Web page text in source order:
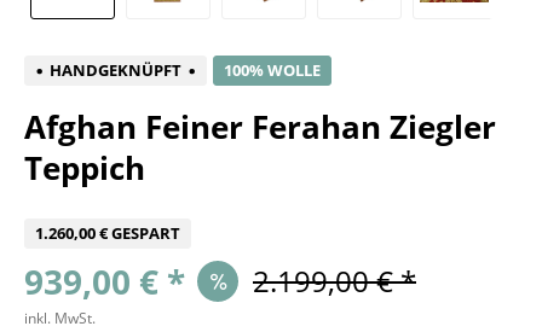
HANDGEKNÜPFT 100% WOLLE
Afghan Feiner Ferahan Ziegler
Teppich
1.260,00 € GESPART
939,00 € * 2.199,00 € *
inkl. MwSt.